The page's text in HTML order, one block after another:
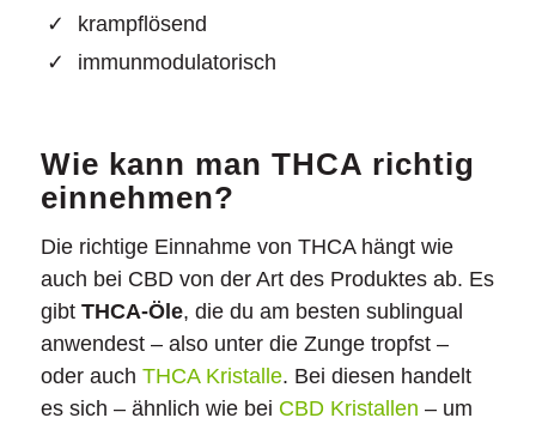
krampflösend
immunmodulatorisch
Wie kann man THCA richtig
einnehmen?
Die richtige Einnahme von THCA hängt wie
auch bei CBD von der Art des Produktes ab. Es
gibt THCA-Öle, die du am besten sublingual
anwendest – also unter die Zunge tropfst –
oder auch THCA Kristalle. Bei diesen handelt
es sich – ähnlich wie bei CBD Kristallen – um